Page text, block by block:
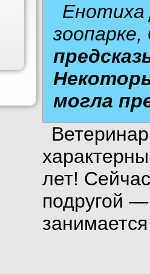
Енотиха
зоопарке,
могла
характерны
лет!
подругой